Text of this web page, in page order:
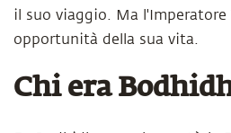
il suo viaggio. Ma l'Imperatore
opportunità della sua vita.
Chi era